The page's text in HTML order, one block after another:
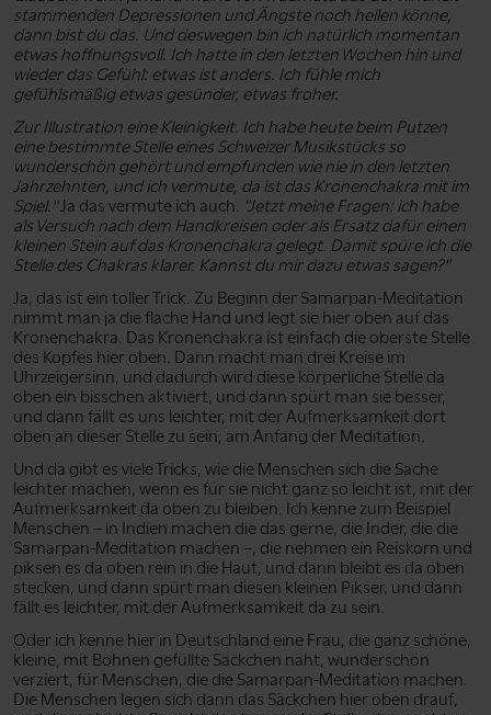
stammenden Depressionen und Ängste noch heilen könne,
dann bist du das. Und deswegen bin ich natürlich momentan
etwas hoffnungsvoll. Ich hatte in den letzten Wochen hin und
wieder das Gefühl: etwas ist anders. Ich fühle mich
gefühlsmäßig etwas gesünder, etwas froher.
Zur Illustration eine Kleinigkeit. Ich habe heute beim Putzen
eine bestimmte Stelle eines Schweizer Musikstücks so
wunderschön gehört und empfunden wie nie in den letzten
Jahrzehnten, und ich vermute, da ist das Kronenchakra mit im
Spiel."Ja das vermute ich auch. "Jetzt meine Fragen: ich habe
als Versuch nach dem Handkreisen oder als Ersatz dafür einen
kleinen Stein auf das Kronenchakra gelegt. Damit spüre ich die
Stelle des Chakras klarer. Kannst du mir dazu etwas sagen?"
Ja, das ist ein toller Trick. Zu Beginn der Samarpan-Meditation
nimmt man ja die flache Hand und legt sie hier oben auf das
Kronenchakra. Das Kronenchakra ist einfach die oberste Stelle
des Kopfes hier oben. Dann macht man drei Kreise im
Uhrzeigersinn, und dadurch wird diese körperliche Stelle da
oben ein bisschen aktiviert, und dann spürt man sie besser,
und dann fällt es uns leichter, mit der Aufmerksamkeit dort
oben an dieser Stelle zu sein, am Anfang der Meditation.
Und da gibt es viele Tricks, wie die Menschen sich die Sache
leichter machen, wenn es für sie nicht ganz so leicht ist, mit der
Aufmerksamkeit da oben zu bleiben. Ich kenne zum Beispiel
Menschen – in Indien machen die das gerne, die Inder, die die
Samarpan-Meditation machen –, die nehmen ein Reiskorn und
piksen es da oben rein in die Haut, und dann bleibt es da oben
stecken, und dann spürt man diesen kleinen Pikser, und dann
fällt es leichter, mit der Aufmerksamkeit da zu sein.
Oder ich kenne hier in Deutschland eine Frau, die ganz schöne,
kleine, mit Bohnen gefüllte Säckchen näht, wunderschön
verziert, für Menschen, die die Samarpan-Meditation machen.
Die Menschen legen sich dann das Säckchen hier oben drauf,